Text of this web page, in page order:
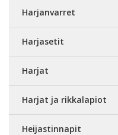
Harjanvarret
Harjasetit
Harjat
Harjat ja rikkalapiot
Heijastinnapit